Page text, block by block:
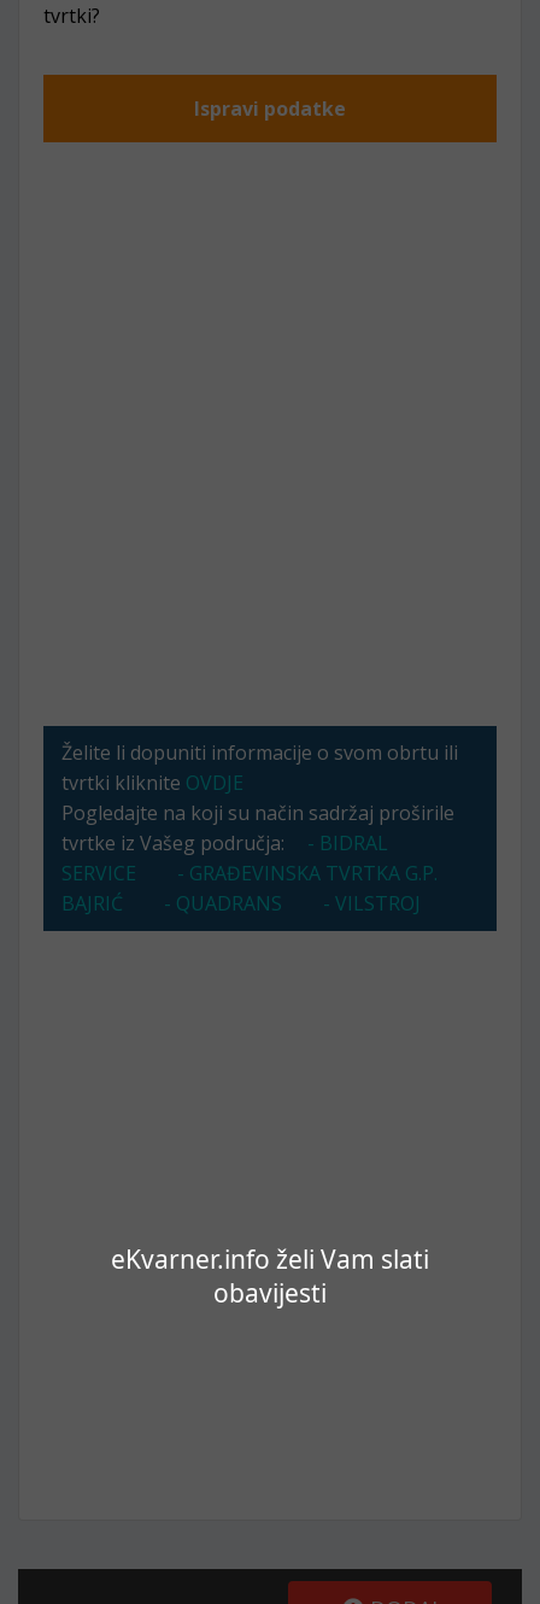
eKvarner.info želi Vam slati
obavijesti
tvrtki?
Ispravi podatke
Želite li dopuniti informacije o svom obrtu ili
tvrtki kliknite OVDJE
Pogledajte na koji su način sadržaj proširile
tvrtke iz Vašeg područja:
- BIDRAL
SERVICE
- GRAĐEVINSKA TVRTKA G.P.
BAJRIĆ
- QUADRANS - VILSTROJ